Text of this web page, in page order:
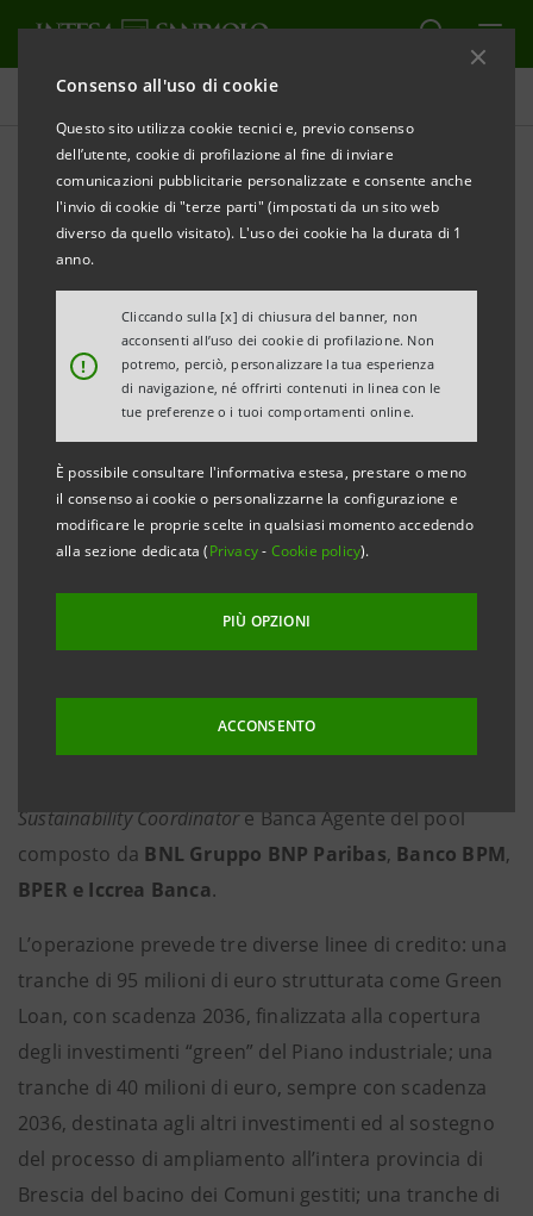
Consenso all'uso di cookie
Questo sito utilizza cookie tecnici e, previo consenso
dell’utente, cookie di profilazione al fine di inviare
comunicazioni pubblicitarie personalizzate e consente anche
l'invio di cookie di "terze parti" (impostati da un sito web
diverso da quello visitato). L'uso dei cookie ha la durata di 1
anno.
!
Cliccando sulla [x] di chiusura del banner, non
acconsenti all’uso dei cookie di profilazione. Non
potremo, perciò, personalizzare la tua esperienza
di navigazione, né offrirti contenuti in linea con le
tue preferenze o i tuoi comportamenti online.
È possibile consultare l'informativa estesa, prestare o meno
il consenso ai cookie o personalizzarne la configurazione e
modificare le proprie scelte in qualsiasi momento accedendo
alla sezione dedicata (Privacy- Cookie policy).
PIÙ OPZIONI
ACCONSENTO
Comunicati stampa
STAMPA AGGIORNA
Infrastrutture: Acque Bresciane, finanziamento di
202 milioni
per supportare piani di sviluppo sostenibile e
progetti di economia circolare
Il finanziamento è stato sottoscritto in pool da Intesa
Sanpaolo, BNL Gruppo BNP Paribas, Banco BPM, BPER,
Iccrea Banca e Cassa Depositi e Prestiti
Brescia, 9 novembre 2021 -Acque Bresciane, gestore
unico del servizio idrico bresciano e società a totale
Sustainability Coordinatore Banca Agente del pool
composto da BNL Gruppo BNP Paribas, Banco BPM,
BPER e Iccrea Banca.
L’operazione prevede tre diverse linee di credito: una
tranche di 95 milioni di euro strutturata come Green
Loan, con scadenza 2036, finalizzata alla copertura
degli investimenti “green” del Piano industriale; una
tranche di 40 milioni di euro, sempre con scadenza
2036, destinata agli altri investimenti ed al sostegno
del processo di ampliamento all’intera provincia di
Brescia del bacino dei Comuni gestiti; una tranche di